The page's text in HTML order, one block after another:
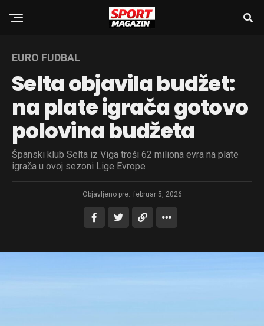
EURO FUDBAL
Selta objavila budžet:
na plate igrača gotovo
polovina budžeta
Španski klub Selta iz Viga troši 62 miliona evra na plate
igrača u ovoj sezoni Lige Evrope
Objavljeno pre: februar 5, 2026